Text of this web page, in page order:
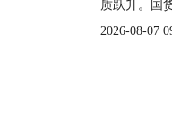
质跃升。国
2026-08-07